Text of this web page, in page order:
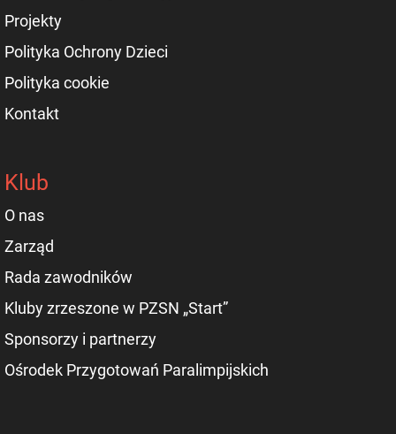
Projekty
Polityka Ochrony Dzieci
Polityka cookie
Kontakt
Klub
O nas
Zarząd
Rada zawodników
Kluby zrzeszone w PZSN „Start”
Sponsorzy i partnerzy
Ośrodek Przygotowań Paralimpijskich